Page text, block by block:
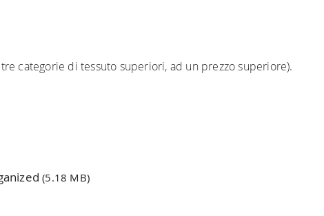
categorie di tessuto superiori, ad un prezzo superiore).
(5.18 MB)